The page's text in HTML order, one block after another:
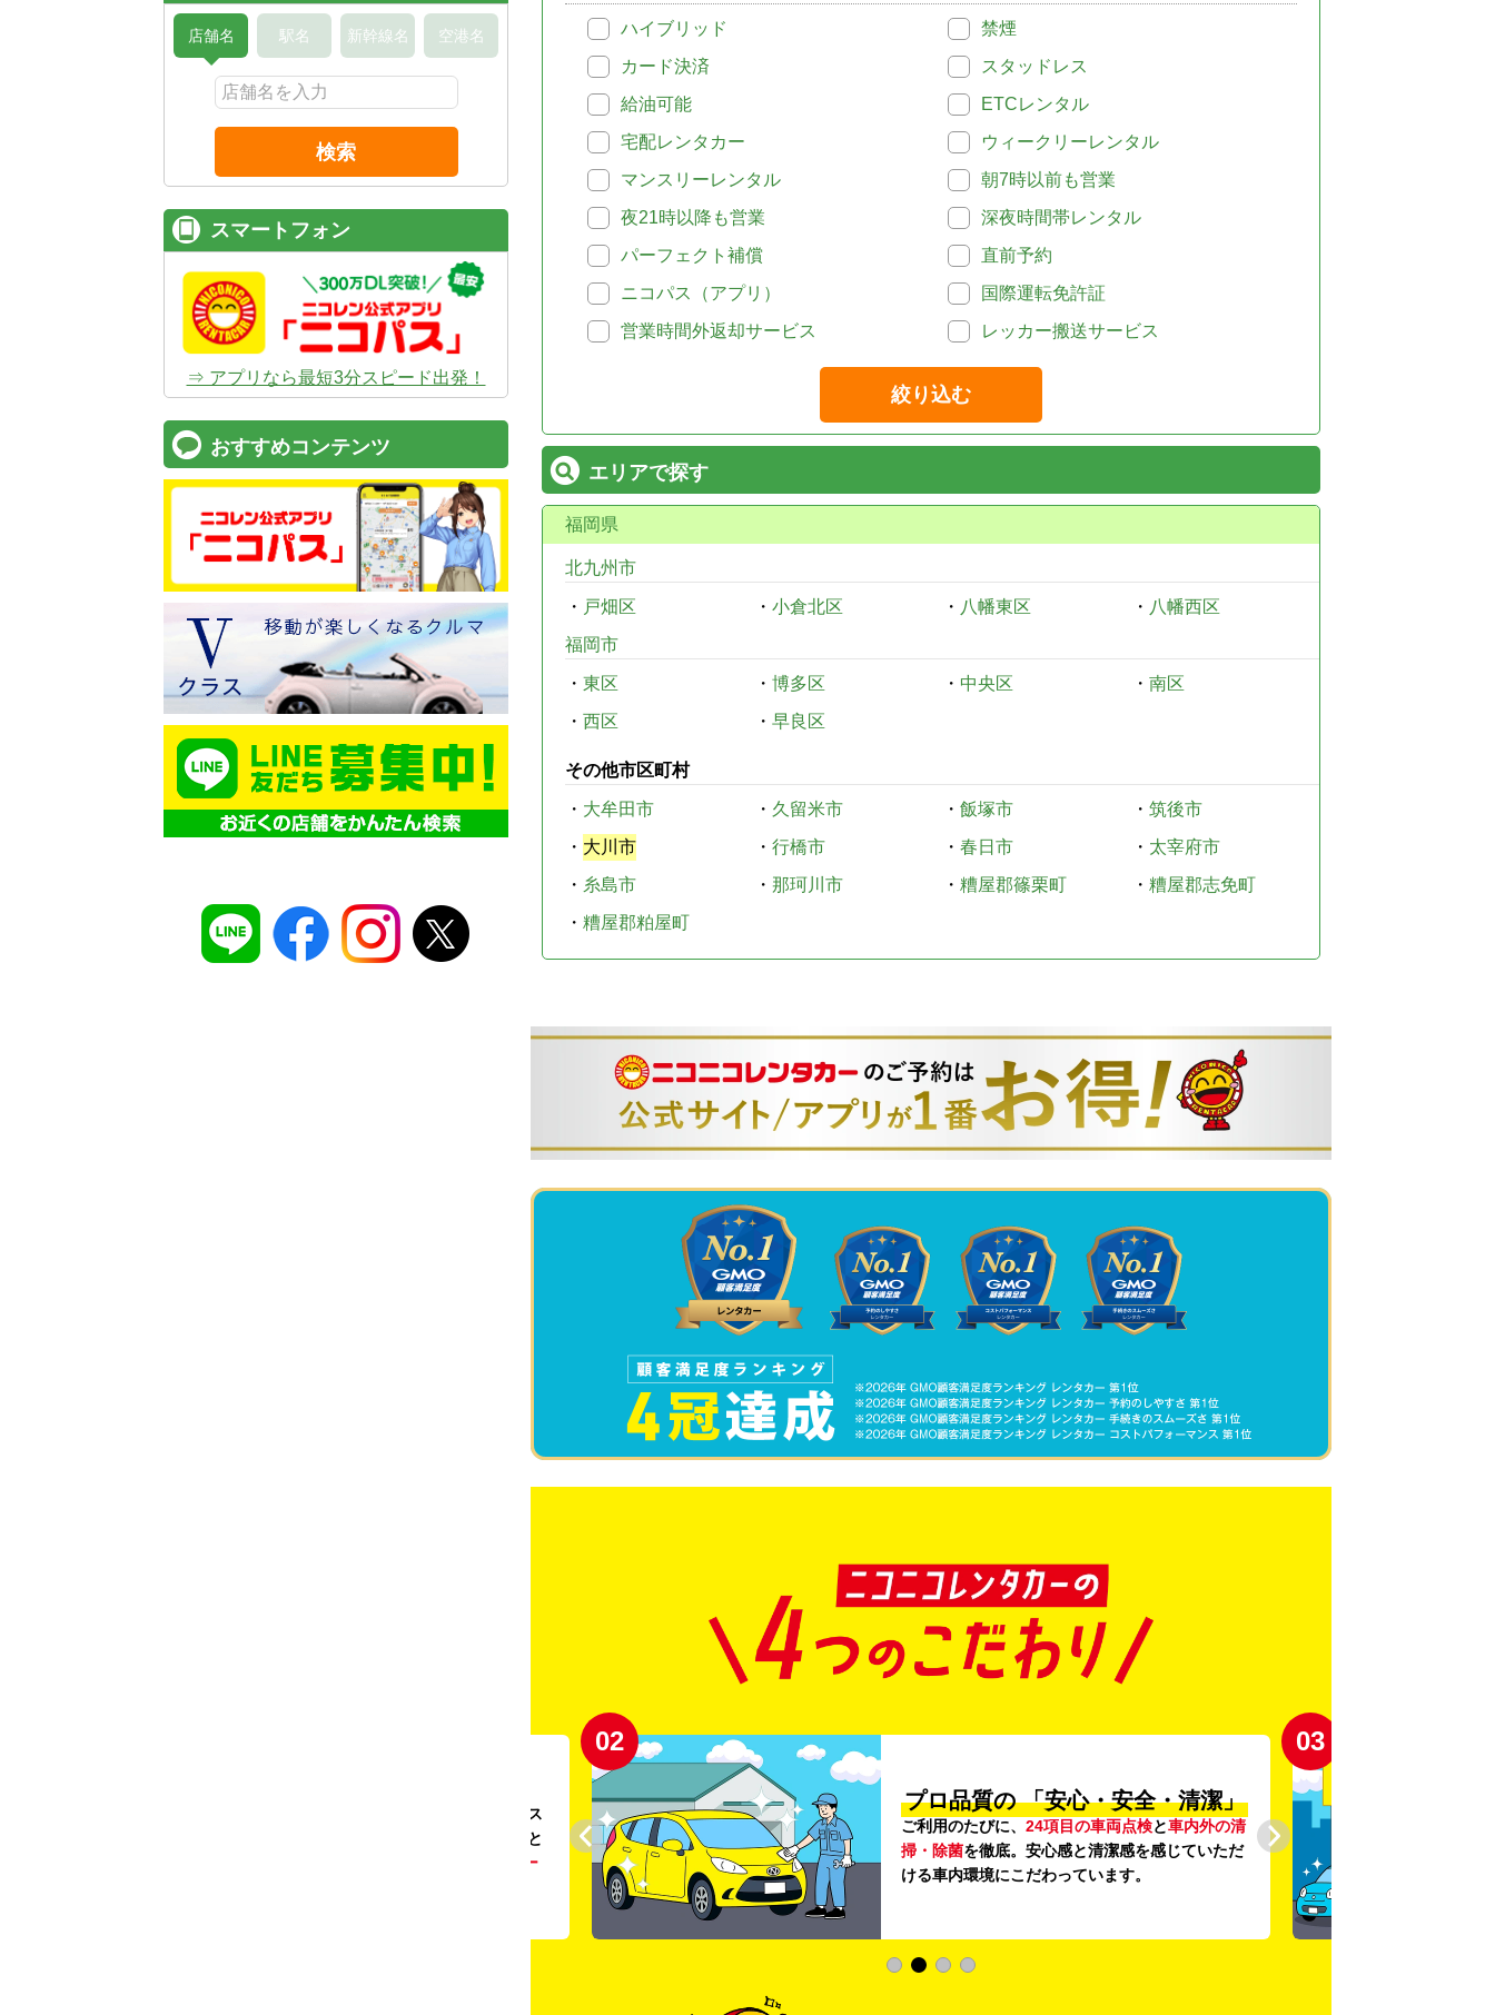
ハイブリッド
禁煙
カード決済
スタッドレス
給油可能
ETCレンタル
宅配レンタカー
ウィークリーレンタル
マンスリーレンタル
朝7時以前も営業
夜21時以降も営業
深夜時間帯レンタル
パーフェクト補償
直前予約
ニコパス（アプリ）
国際運転免許証
営業時間外返却サービス
レッカー搬送サービス
絞り込む
エリアで探す
福岡県
北九州市
・ 戸畑区 ・ 小倉北区 ・ 八幡東区 ・ 八幡西区
福岡市
・ 東区 ・ 博多区 ・ 中央区 ・ 南区
・ 西区 ・ 早良区
その他市区町村
・ 大牟田市 ・ 久留米市 ・ 飯塚市 ・ 筑後市
・ 大川市 ・ 行橋市 ・ 春日市 ・ 太宰府市
・ 糸島市 ・ 那珂川市 ・ 糟屋郡篠栗町 ・ 糟屋郡志免町
・ 糟屋郡粕屋町
。ガソリンス
タンドや整備工場の既存インフラを活用すること
リー
02
プロ品質の 「安心・安全・清潔」
ご利用のたびに、 24項目の車両点検と車内外の清
掃・除菌を徹底。安心感と清潔感を感じていただ
ける車内環境にこだわっています。
03
店舗名 駅名 新幹線名 空港名
検索
スマートフォン
⇒ アプリなら最短3分スピード出発！
おすすめコンテンツ